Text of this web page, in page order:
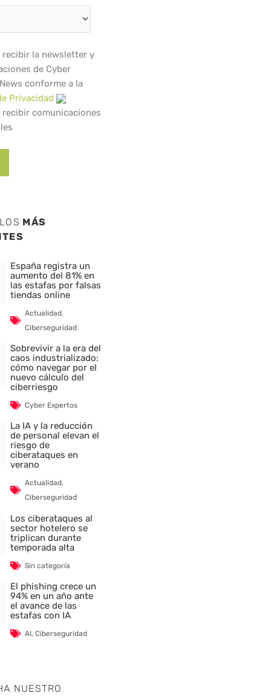
recibir la newsletter y
de Cyber
conforme a la
Privacidad
recibir comunicaciones
MÁS
España registra un
aumento del 81% en
las estafas por falsas
tiendas online
Actualidad,
Ciberseguridad
Sobrevivir a la era del
caos industrializado:
cómo navegar por el
nuevo cálculo del
ciberriesgo
Cyber Expertos
La IA y la reducción
de personal elevan el
riesgo de
ciberataques en
verano
Actualidad,
Ciberseguridad
Los ciberataques al
sector hotelero se
triplican durante
temporada alta
Sin categoría
El phishing crece un
94% en un año ante
el avance de las
estafas con IA
AI,Ciberseguridad
NUESTRO